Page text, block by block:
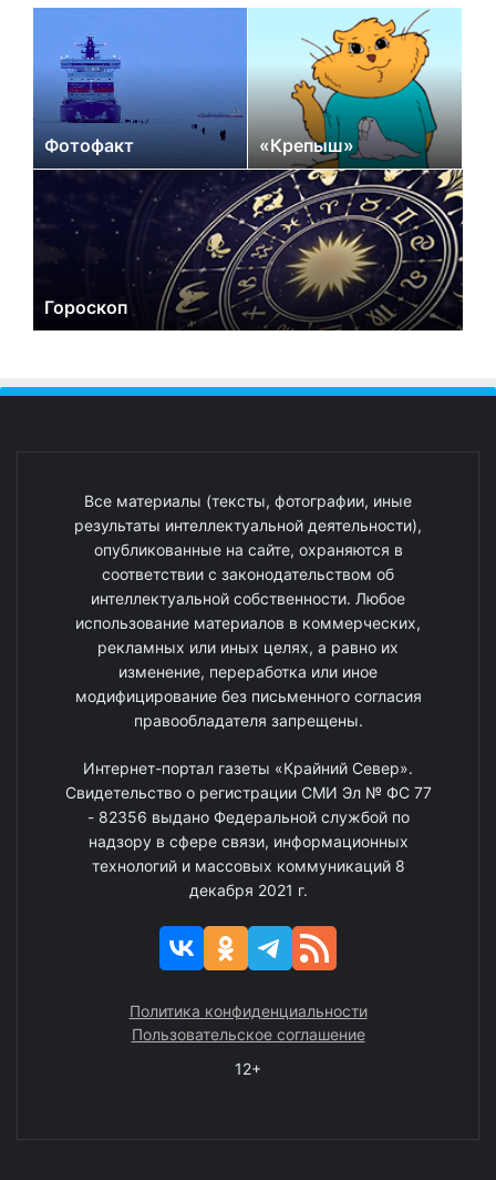
Фотофакт «Крепыш»
Гороскоп
Все материалы (тексты, фотографии, иные
результаты интеллектуальной деятельности),
опубликованные на сайте, охраняются в
соответствии с законодательством об
интеллектуальной собственности. Любое
использование материалов в коммерческих,
рекламных или иных целях, а равно их
изменение, переработка или иное
модифицирование без письменного согласия
правообладателя запрещены.
Интернет-портал газеты «Крайний Север».
Свидетельство о регистрации СМИ Эл № ФС 77
- 82356 выдано Федеральной службой по
надзору в сфере связи, информационных
технологий и массовых коммуникаций 8
декабря 2021 г.
Политика конфиденциальности
Пользовательское соглашение
12+